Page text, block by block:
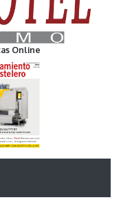
Online